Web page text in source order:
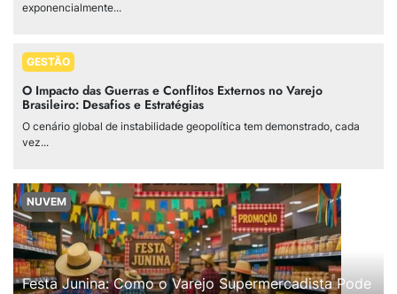
exponencialmente...
GESTÃO
O Impacto das Guerras e Conflitos Externos no Varejo
Brasileiro: Desafios e Estratégias
O cenário global de instabilidade geopolítica tem demonstrado, cada
vez...
NUVEM
Festa Junina: Como o Varejo Supermercadista Pode